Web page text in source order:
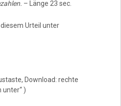
– Länge 23 sec.
Urteil unter
Download: rechte
unter“ )